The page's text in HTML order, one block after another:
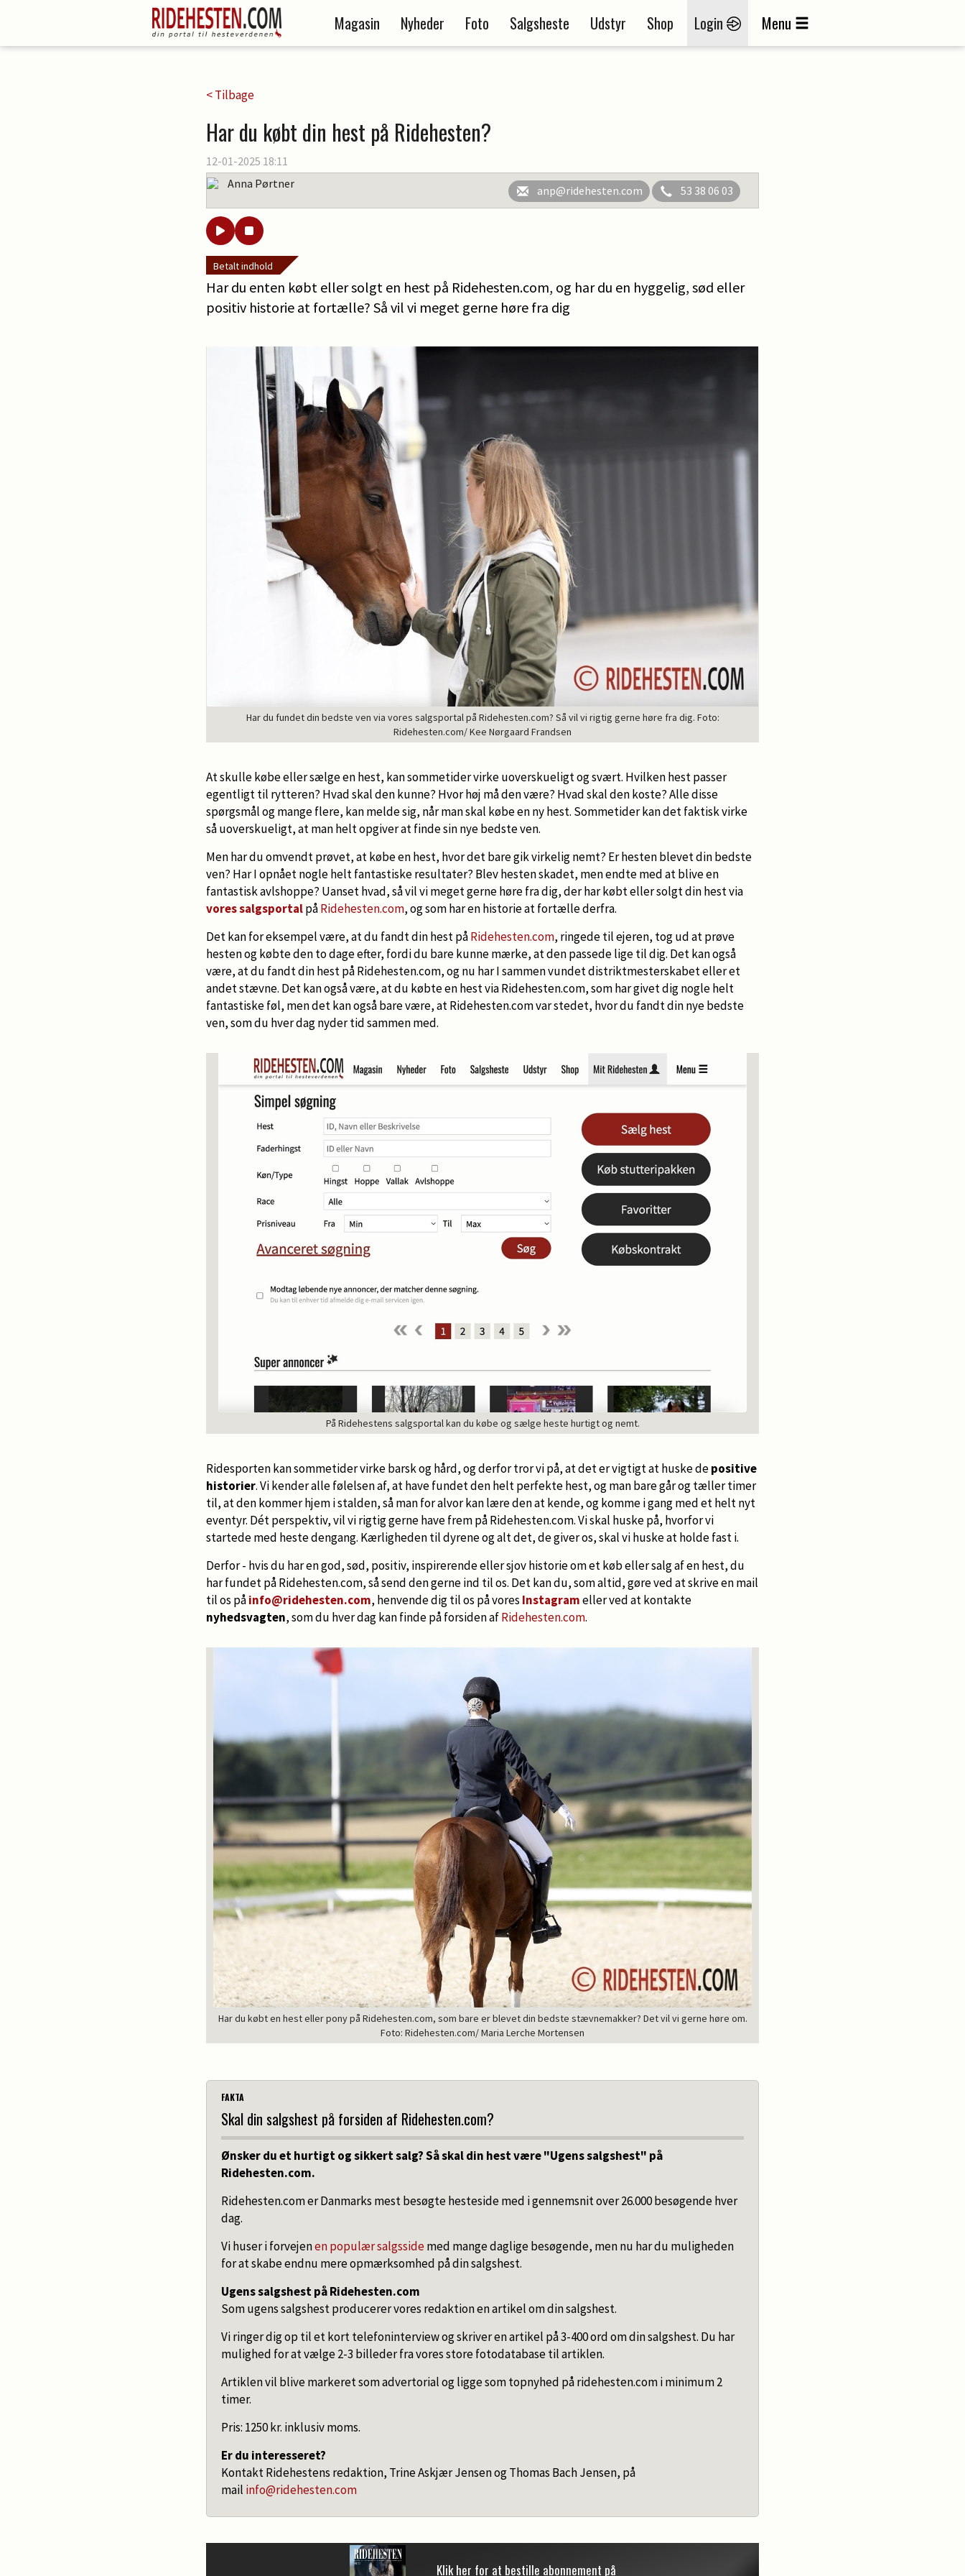
Magasin Nyheder Foto Salgsheste Udstyr Shop Login Menu
< Tilbage
Har du købt din hest på Ridehesten?
12-01-2025 18:11
Anna Pørtner
anp@ridehesten.com 53 38 06 03
Betalt indhold
Har du enten købt eller solgt en hest på Ridehesten.com, og har du en hyggelig, sød eller
positiv historie at fortælle? Så vil vi meget gerne høre fra dig
Har du fundet din bedste ven via vores salgsportal på Ridehesten.com? Så vil vi rigtig gerne høre fra dig. Foto:
Ridehesten.com/ Kee Nørgaard Frandsen
At skulle købe eller sælge en hest, kan sommetider virke uoverskueligt og svært. Hvilken hest passer
egentligt til rytteren? Hvad skal den kunne? Hvor høj må den være? Hvad skal den koste? Alle disse
spørgsmål og mange flere, kan melde sig, når man skal købe en ny hest. Sommetider kan det faktisk virke
så uoverskueligt, at man helt opgiver at finde sin nye bedste ven.
Men har du omvendt prøvet, at købe en hest, hvor det bare gik virkelig nemt? Er hesten blevet din bedste
ven? Har I opnået nogle helt fantastiske resultater? Blev hesten skadet, men endte med at blive en
fantastisk avlshoppe? Uanset hvad, så vil vi meget gerne høre fra dig, der har købt eller solgt din hest via
vores salgsportalpåRidehesten.com, og som har en historie at fortælle derfra.
Det kan for eksempel være, at du fandt din hest påRidehesten.com, ringede til ejeren, tog ud at prøve
hesten og købte den to dage efter, fordi du bare kunne mærke, at den passede lige til dig. Det kan også
være, at du fandt din hest på Ridehesten.com, og nu har I sammen vundet distriktmesterskabet eller et
andet stævne. Det kan også være, at du købte en hest via Ridehesten.com, som har givet dig nogle helt
fantastiske føl, men det kan også bare være, at Ridehesten.com var stedet, hvor du fandt din nye bedste
ven, som du hver dag nyder tid sammen med.
På Ridehestens salgsportal kan du købe og sælge heste hurtigt og nemt.
Ridesporten kan sommetider virke barsk og hård, og derfor tror vi på, at det er vigtigt at huske depositive
historier. Vi kender alle følelsen af, at have fundet den helt perfekte hest, og man bare går og tæller timer
til, at den kommer hjem i stalden, så man for alvor kan lære den at kende, og komme i gang med et helt nyt
eventyr. Dét perspektiv, vil vi rigtig gerne have frem på Ridehesten.com. Vi skal huske på, hvorfor vi
startede med heste dengang. Kærligheden til dyrene og alt det, de giver os, skal vi huske at holde fast i.
Derfor - hvis du har en god, sød, positiv, inspirerende eller sjov historie om et køb eller salg af en hest, du
har fundet på Ridehesten.com, så send den gerne ind til os. Det kan du, som altid, gøre ved at skrive en mail
til os påinfo@ridehesten.com, henvende dig til os på vores Instagrameller ved at kontakte
nyhedsvagten, som du hver dag kan finde på forsiden afRidehesten.com.
Har du købt en hest eller pony på Ridehesten.com, som bare er blevet din bedste stævnemakker? Det vil vi gerne høre om.
Foto: Ridehesten.com/ Maria Lerche Mortensen
FAKTA
Skal din salgshest på forsiden af Ridehesten.com?
Ønsker du et hurtigt og sikkert salg? Så skal din hest være "Ugens salgshest" på
Ridehesten.com.
Ridehesten.com er Danmarks mest besøgte hesteside med i gennemsnit over 26.000 besøgende hver
dag.
Vi huser i forvejenen populær salgssidemed mange daglige besøgende, men nu har du muligheden
for at skabe endnu mere opmærksomhed på din salgshest.
Ugens salgshest på Ridehesten.com
Som ugens salgshest producerer vores redaktion en artikel om din salgshest.
Vi ringer dig op til et kort telefoninterview og skriver en artikel på 3-400 ord om din salgshest. Du har
mulighed for at vælge 2-3 billeder fra vores store fotodatabase til artiklen.
Artiklen vil blive markeret som advertorial og ligge som topnyhed på ridehesten.com i minimum 2
timer.
Pris: 1250 kr. inklusiv moms.
Er du interesseret?
Kontakt Ridehestens redaktion, Trine Askjær Jensen og Thomas Bach Jensen, på
mail info@ridehesten.com
Klik her for at bestille abonnement på